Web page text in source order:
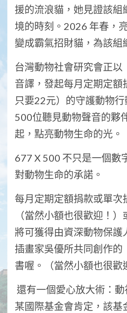
援的流浪貓，她見證該組
境的時刻。2026 年春，
變成霸氣招財貓，為該組
台灣動物社會研究會正
音譯，發起每月定期定額
只要22元）的守護動物
500位聽見動物聲音的夥
起，點亮動物生命的光。
677 X 500 不只是一個數
對動物生命的承諾。
每月定期定額捐款或單次
（當然小額也很歡迎！）
將可獲得由資深動物保護
插畫家吳優所共同創作的
書喔。（當然小額也很歡
還有一個愛心放大術：
某國際基金會肯定，該基